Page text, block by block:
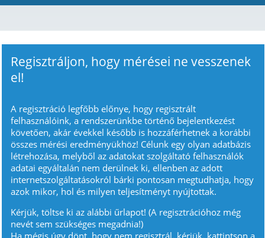
Regisztráljon, hogy mérései ne vesszenek
el!
A regisztráció legfőbb előnye, hogy regisztrált
felhasználóink, a rendszerünkbe történő bejelentkezést
követően, akár évekkel később is hozzáférhetnek a korábbi
összes mérési eredményükhöz! Célunk egy olyan adatbázis
létrehozása, melyből az adatokat szolgáltató felhasználók
adatai egyáltalán nem derülnek ki, ellenben az adott
internetszolgáltatásokról bárki pontosan megtudhatja, hogy
azok mikor, hol és milyen teljesítményt nyújtottak.
Kérjük, töltse ki az alábbi űrlapot! (A regisztrációhoz még
nevét sem szükséges megadnia!)
Ha mégis úgy dönt, hogy nem regisztrál, kérjük, kattintson a